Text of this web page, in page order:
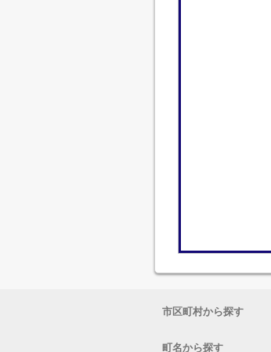
市区町村から探す
町名から探す